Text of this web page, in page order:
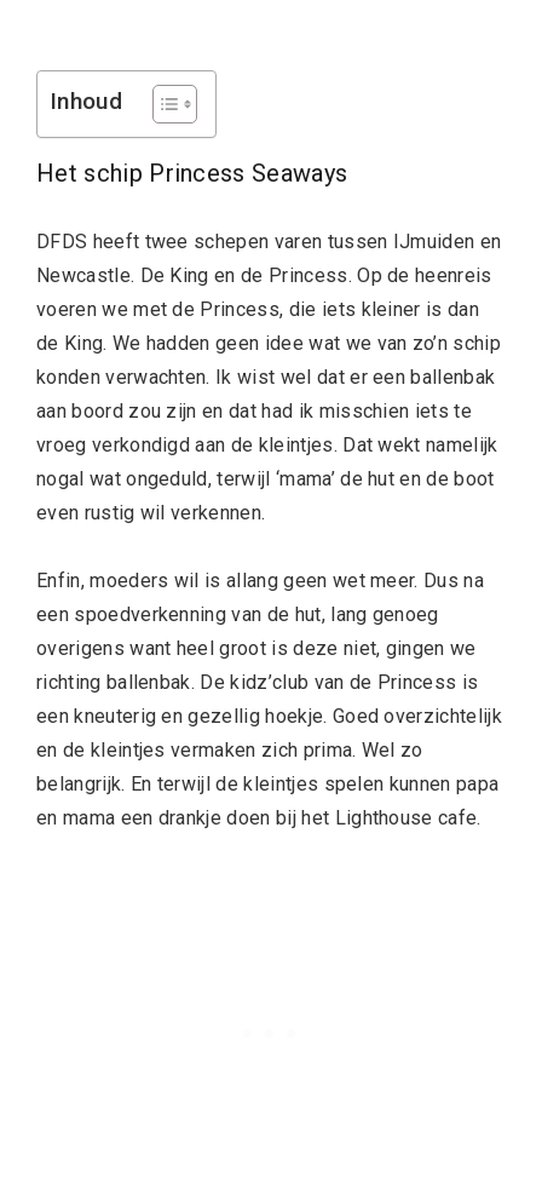
Inhoud
Het schip Princess Seaways
DFDS heeft twee schepen varen tussen IJmuiden en
Newcastle. De King en de Princess. Op de heenreis
voeren we met de Princess, die iets kleiner is dan
de King. We hadden geen idee wat we van zo’n schip
konden verwachten. Ik wist wel dat er een ballenbak
aan boord zou zijn en dat had ik misschien iets te
vroeg verkondigd aan de kleintjes. Dat wekt namelijk
nogal wat ongeduld, terwijl ‘mama’ de hut en de boot
even rustig wil verkennen.
Enfin, moeders wil is allang geen wet meer. Dus na
een spoedverkenning van de hut, lang genoeg
overigens want heel groot is deze niet, gingen we
richting ballenbak. De kidz’club van de Princess is
een kneuterig en gezellig hoekje. Goed overzichtelijk
en de kleintjes vermaken zich prima. Wel zo
belangrijk. En terwijl de kleintjes spelen kunnen papa
en mama een drankje doen bij het Lighthouse cafe.